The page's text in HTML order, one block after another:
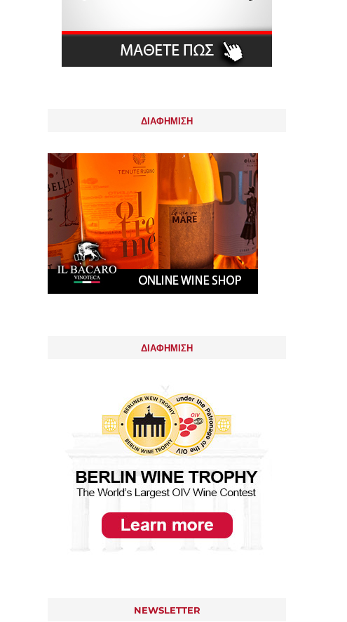
ΔΙΑΦΗΜΙΣΗ
ΔΙΑΦΗΜΙΣΗ
NEWSLETTER